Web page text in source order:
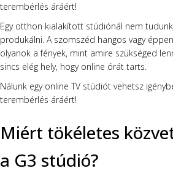
terembérlés áráért!
Egy otthon kialakított stúdiónál nem
produkálni. A szomszéd hangos vagy
olyanok a fények, mint amire szükséged
sincs elég hely, hogy online órát tarts.
Nálunk egy online TV stúdiót vehetsz
terembérlés áráért!
Miért tökéletes
a G3 stúdió?